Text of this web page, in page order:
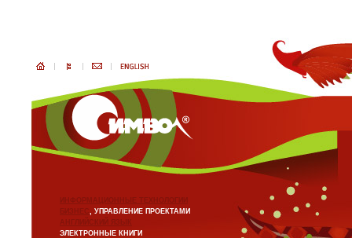
ИНФОРМАЦИОННЫЕ ТЕХНОЛОГИИ
БИЗНЕС, УПРАВЛЕНИЕ ПРОЕКТАМИ
АНГЛИЙСКИЙ ЯЗЫК
ЭЛЕКТРОННЫЕ КНИГИ